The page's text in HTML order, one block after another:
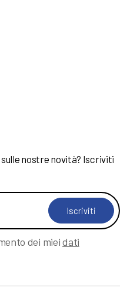
nostre novità? Iscriviti
Iscriviti
dei mieidati